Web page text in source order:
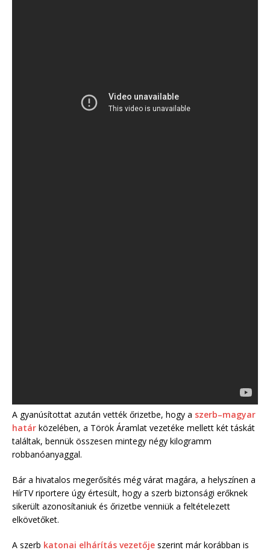
A gyanúsítottat azután vették őrizetbe, hogy a szerb–magyar
határ közelében, a Török Áramlat vezetéke mellett két táskát
találtak, bennük összesen mintegy négy kilogramm
robbanóanyaggal.
Bár a hivatalos megerősítés még várat magára, a helyszínen a
HírTV riportere úgy értesült, hogy a szerb biztonsági erőknek
sikerült azonosítaniuk és őrizetbe venniük a feltételezett
elkövetőket.
A szerb katonai elhárítás vezetője szerint már korábban is